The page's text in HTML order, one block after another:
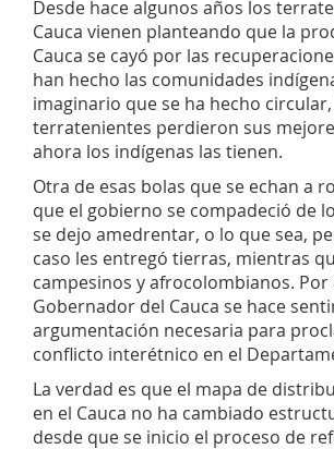
Desde hace algunos años los
Cauca vienen planteando que la
Cauca se cayó por las
han hecho las comunidades
imaginario que se ha hecho
terratenientes perdieron sus
ahora los indígenas las tienen.
Otra de esas bolas que se echan a
que el gobierno se compadeció de
se dejo amedrentar, o lo que sea,
caso les entregó tierras, mientras
campesinos y afrocolombianos. Por
Gobernador del Cauca se hace
argumentación necesaria para
conflicto interétnico en el
La verdad es que el mapa de
en el Cauca no ha cambiado
desde que se inicio el proceso de